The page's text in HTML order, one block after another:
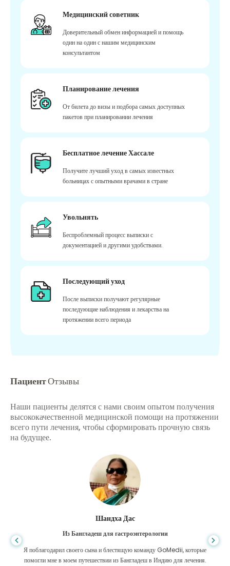
Медицинский советник
Доверительный обмен информацией и помощь
один на один с нашим медицинским
консультантом
Планирование лечения
От билета до визы и подбора самых доступных
пакетов при планировании лечения
Бесплатное лечение Хассале
Получите лучший уход в самых известных
больницах с опытными врачами в стране
Увольнять
Беспроблемный процесс выписки с
документацией и другими удобствами.
Последующий уход
После выписки получают регулярные
последующие наблюдения и лекарства на
протяжении всего периода
ПациентОтзывы
Наши пациенты делятся с нами своим опытом получения
высококачественной медицинской помощи на протяжении
всего пути лечения, чтобы сформировать прочную связь
на будущее.
Шандха Дас
Из Бангладеш для гастроэнтерологии
Я поблагодарил своего сына и блестящую команду GoMedii, которые
помогли мне в моем путешествии из Бангладеш в Индию для лечения.